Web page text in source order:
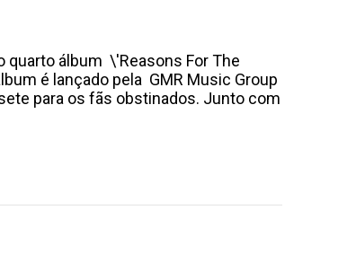
quarto álbum \'Reasons For The
é lançado pela GMR Music Group
para os fãs obstinados. Junto com